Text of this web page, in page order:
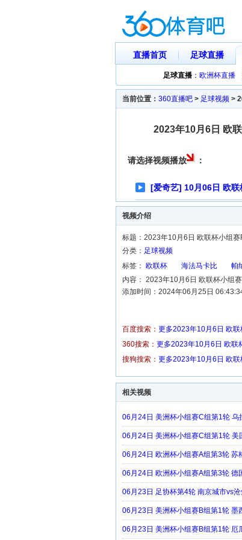
直播首页 足球直播
足球直播 ： 欧洲杯直播
当前位置： 360直播吧 > 足球视频 >
2023年10月6日 欧
请选择视频播放 ：
[爱奇艺] 10月06日 欧
视频介绍
标题：2023年10月6日 欧联杯小组
分类： 足球视频
标签： 欧联杯 海法马卡比 帕
内容： 2023年10月6日 欧联杯小组
添加时间：2024年06月25日
百度搜索： 更多2023年10月6日 欧
360搜索： 更多2023年10月6日 欧联
搜狗搜索： 更多2023年10月6日 欧
相关视频
06月24日 美洲杯小组赛C组第1轮 乌
06月24日 美洲杯小组赛C组第1轮 美
06月24日 欧洲杯小组赛A组第3轮 苏
06月24日 欧洲杯小组赛A组第3轮 德
06月23日 足协杯第4轮 南京城市vs
06月23日 美洲杯小组赛B组第1轮 墨
06月23日 美洲杯小组赛B组第1轮 厄